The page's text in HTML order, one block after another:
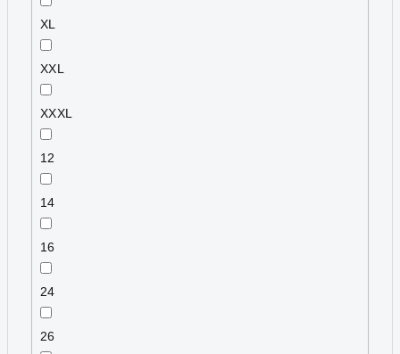
XL
XXL
XXXL
12
14
16
24
26